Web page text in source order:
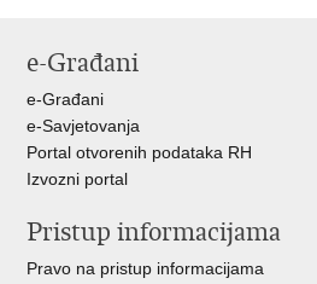
e-Građani
e-Građani
e-Savjetovanja
Portal otvorenih podataka RH
Izvozni portal
Pristup informacijama
Pravo na pristup informacijama